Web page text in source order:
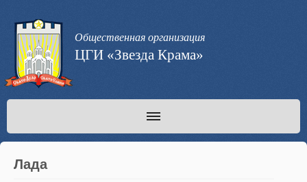
Общественная организация
ЦГИ «Звезда Крама»
Лада